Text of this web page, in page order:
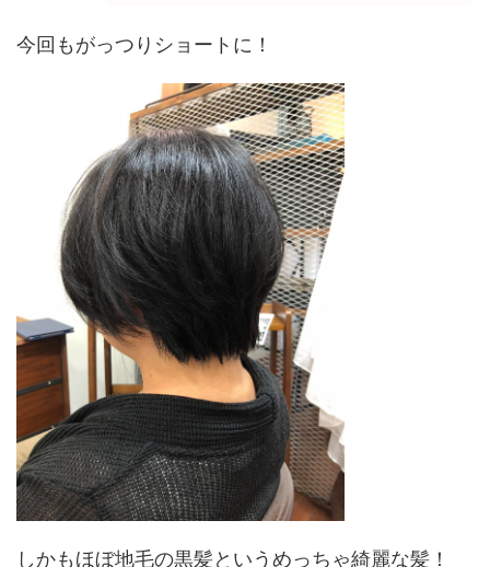
今回もがっつりショートに！
しかもほぼ地毛の黒髪というめっちゃ綺麗な髪！